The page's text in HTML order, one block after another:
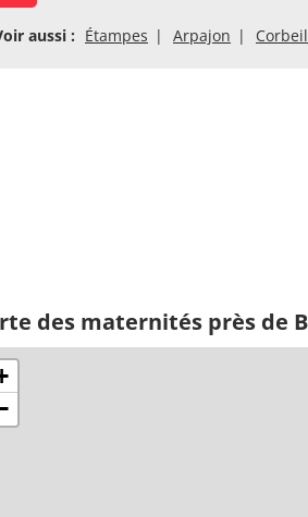
aussi : Étampes Arpajon
des maternités près de